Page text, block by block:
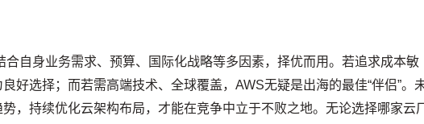
自身业务需求、预算、国际化战略等多因素，择优而用。若追求成本敏
好选择；而若需高端技术、全球覆盖，AWS无疑是出海的最佳“伴侣”。
，持续优化云架构布局，才能在竞争中立于不败之地。无论选择哪家云